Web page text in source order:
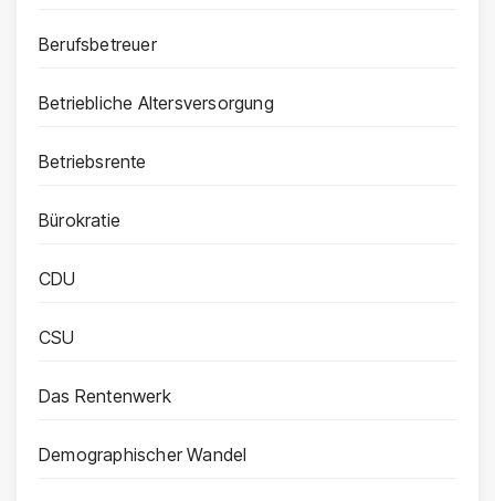
Berufsbetreuer
Betriebliche Altersversorgung
Betriebsrente
Bürokratie
CDU
CSU
Das Rentenwerk
Demographischer Wandel